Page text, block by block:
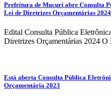
Prefeitura de Mucuri abre Consulta
Lei de Diretrizes Orçamentárias 2024
Edital Consulta Pública
Diretrizes Orçamentárias 2024
Está aberta Consulta Pública
Orçamentária 2023